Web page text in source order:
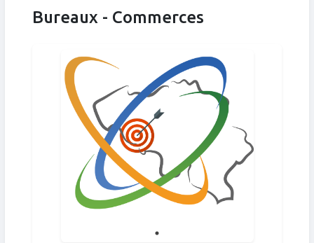
Bureaux - Commerces